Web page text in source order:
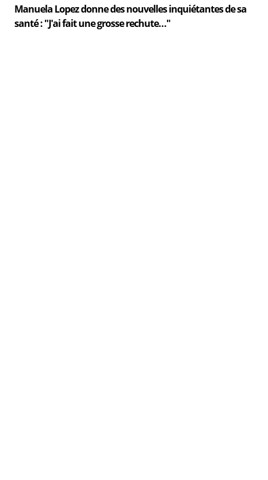
Manuela Lopez donne des nouvelles inquiétantes de sa
santé : "J'ai fait une grosse rechute…"